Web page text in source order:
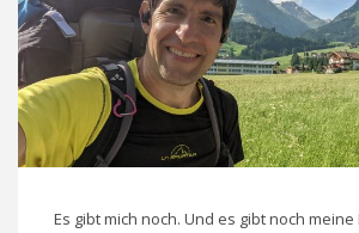
Es gibt mich noch. Und es gibt noch